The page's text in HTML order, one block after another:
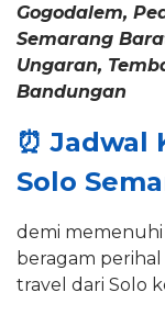
Gogodalem,
Semarang
Ungaran,
Bandungan
⏰Jadwal
Solo
demi
beragam
travel dari Solo